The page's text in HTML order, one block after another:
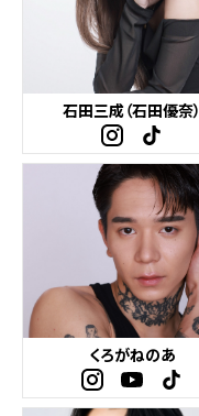
石田三成（石田優奈）
くろがねのあ